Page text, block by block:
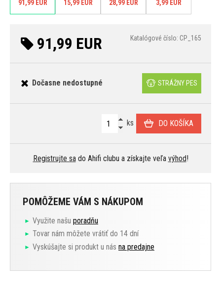
91,99 EUR 15,99 EUR 28,99 EUR 3,99 EUR
91,99 EUR Katalógové číslo: CP_165
Dočasne nedostupné STRÁŽNY PES
ks DO KOŠÍKA
Registrujte sado Ahifi clubu a získajte veľa výhod!
POMÔŽEME VÁM S NÁKUPOM
Využite našu poradňu
Tovar nám môžete vrátiť do 14 dní
Vyskúšajte si produkt u nás na predajne